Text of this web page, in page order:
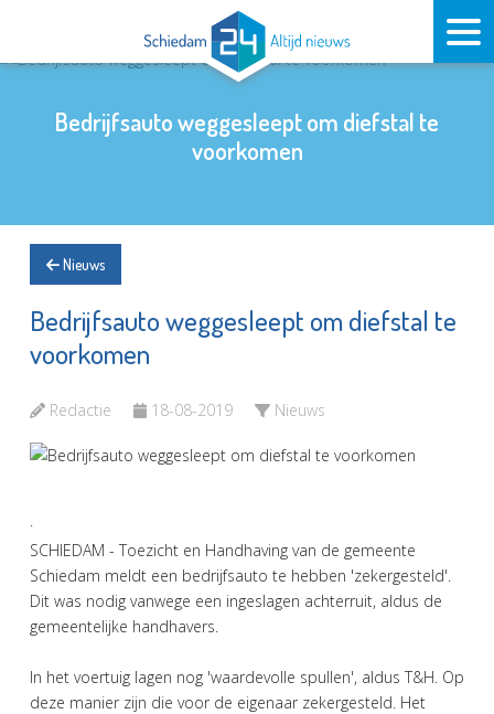
Bedrijfsauto weggesleept om diefstal te
voorkomen
Nieuws
Bedrijfsauto weggesleept om diefstal te
voorkomen
Redactie 18-08-2019 Nieuws
·
SCHIEDAM - Toezicht en Handhaving van de gemeente
Schiedam meldt een bedrijfsauto te hebben 'zekergesteld'.
Dit was nodig vanwege een ingeslagen achterruit, aldus de
gemeentelijke handhavers.
In het voertuig lagen nog 'waardevolle spullen', aldus T&H. Op
deze manier zijn die voor de eigenaar zekergesteld. Het